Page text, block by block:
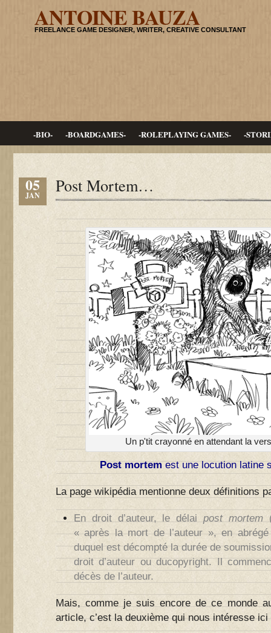
ANTOINE BAUZA
FREELANCE GAME DESIGNER, WRITER, CREATIVE CONSULTANT
-BIO- -BOARDGAMES- -ROLEPLAYING GAMES- -
05
JAN Post Mortem…
Un p'tit crayonné en attendant la
Post mortemest une locution latine
La page wikipédia mentionne deux définitions
En droit d’auteur, le délaipost mortem
« après la mort de l’auteur », en
duquel est décompté la durée de
droit d’auteur ou ducopyright. Il
décès de l’auteur.
Mais, comme je suis encore de ce monde
article, c’est la deuxième qui nous intéresse ici